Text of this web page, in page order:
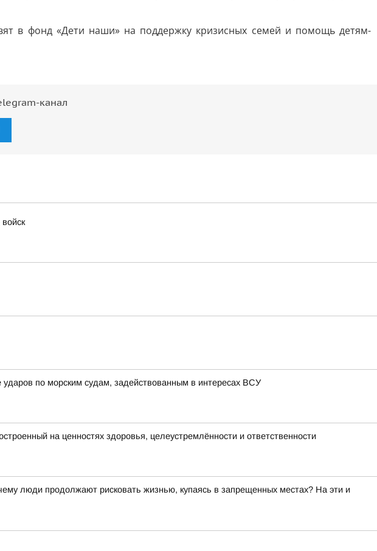
в фонд «Дети наши» на поддержку кризисных семей и помощь детям-
канал
по морским судам, задействованным в интересах ВСУ
на ценностях здоровья, целеустремлённости и ответственности
люди продолжают рисковать жизнью, купаясь в запрещенных местах? На эти и